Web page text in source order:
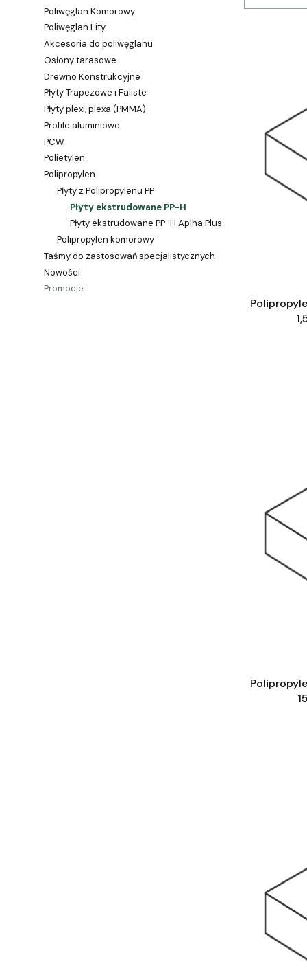
Poliwęglan Komorowy
Poliwęglan Lity
Akcesoria do poliwęglanu
Osłony tarasowe
Drewno Konstrukcyjne
Płyty Trapezowe i Faliste
Płyty plexi, plexa (PMMA)
Profile aluminiowe
PCW
Polietylen
Polipropylen
Płyty z Polipropylenu PP
Płyty ekstrudowane PP-H
Płyty ekstrudowane PP-H Aplha Plus
Polipropylen komorowy
Taśmy do zastosowań specjalistycznych
Nowości
Promocje